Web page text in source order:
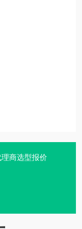
商选型报价